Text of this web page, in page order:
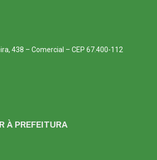
438 – Comercial – CEP 67.400-112
À PREFEITURA